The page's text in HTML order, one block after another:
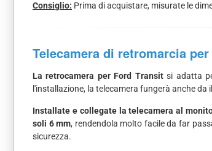
Consiglio: Prima di acquistare, misurate le
Telecamera di retromarcia
La retrocamera per Ford Transitsi adatta
l'installazione, la telecamera fungerà anche
Installate e collegate la telecamera al
soli 6 mm, rendendola molto facile da far
sicurezza.